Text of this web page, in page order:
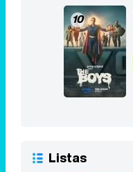
10
Listas